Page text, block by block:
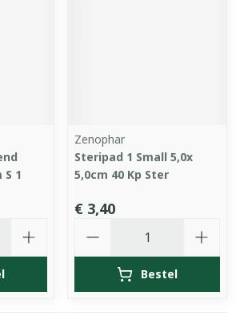
S 1
Zenophar
Steripad 1 Small 5,0x
5,0cm 40 Kp Ster
€ 3,40
Bestel